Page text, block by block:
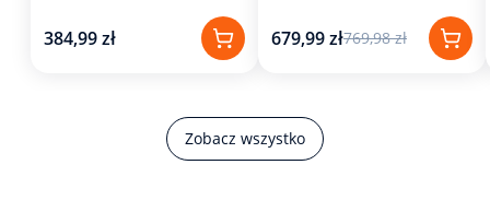
Zobacz wszystko
384,99 zł 679,99 zł769,98 zł